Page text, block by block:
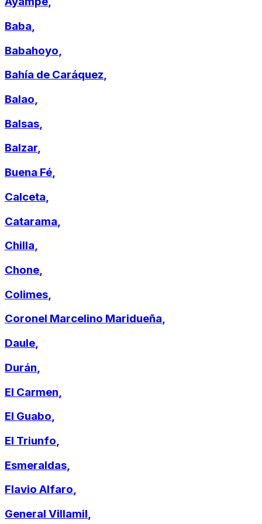
Baba,
Babahoyo
Bahía de Caráquez,
Balao,
Balsas,
Balzar,
Buena Fé,
Calceta,
Catarama
Chilla,
Chone,
Colimes,
Coronel Marcelino Maridueña,
Daule,
Durán,
El Carmen
El Guabo,
El Triunfo,
Esmeraldas,
Flavio Alfaro,
General Villamil,